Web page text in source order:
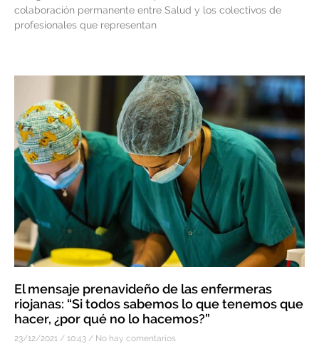
colaboración permanente entre Salud y los colectivos de
profesionales que representan
El mensaje prenavideño de las enfermeras
riojanas: “Si todos sabemos lo que tenemos que
hacer, ¿por qué no lo hacemos?”
23/12/2021 10:43 No hay comentarios